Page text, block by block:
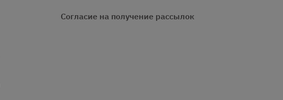
Согласие на получение рассылок